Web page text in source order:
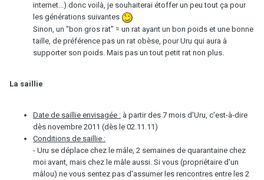
internet...) donc voilà, je souhaiterai étoffer un peu tout ça pour
les générations suivantes
Sinon, un "bon gros rat" = un rat ayant un bon poids et une bonne
taille, de préférence pas un rat obèse, pour Uru qui aura à
supporter son poids. Mais pas un tout petit rat non plus.
La saillie
Date de saillie envisagée : à partir des 7 mois d'Uru, c'est-à-dire
dès novembre 2011 (dès le 02.11.11)
Conditions de saillie :
- Uru se déplace chez le mâle, 2 semaines de quarantaine chez
moi avant, mais chez le mâle aussi. Si vous (propriétaire d'un
mâlou) ne vous sentez pas d'assumer les rencontres entre les 2